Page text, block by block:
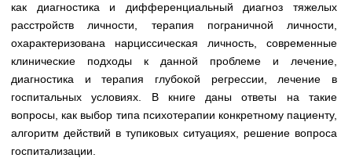
Новости (244)
Медицинская стандартизация
Нормативы экстренной и неотложной помощи
Нормы лабораторных и инструментальных
исследований
как диагностика и дифференциальный диагноз тяжелых
расстройств личности, терапия пограничной личности,
охарактеризована нарциссическая личность, современные
клинические подходы к данной проблеме и лечение,
диагностика и терапия глубокой регрессии, лечение в
госпитальных условиях. В книге даны ответы на такие
вопросы, как выбор типа психотерапии конкретному пациенту,
алгоритм действий в тупиковых ситуациях, решение вопроса
госпитализации.